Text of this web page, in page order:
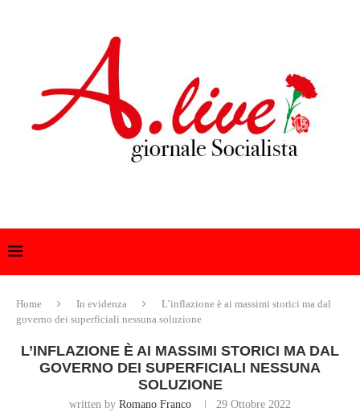
Home In evidenza
L’inflazione è ai massimi storici ma dal
governo dei superficiali nessuna soluzione
L’INFLAZIONE È AI MASSIMI STORICI MA DAL
GOVERNO DEI SUPERFICIALI NESSUNA
SOLUZIONE
written by Romano Franco 29 Ottobre 2022